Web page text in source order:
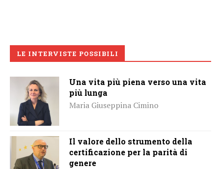
LE INTERVISTE POSSIBILI
Una vita più piena verso una vita
più lunga
Maria Giuseppina Cimino
Il valore dello strumento della
certificazione per la parità di
genere